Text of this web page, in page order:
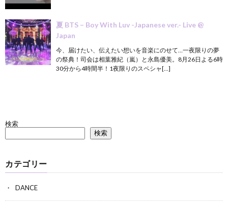
夏 BTS – Boy With Luv -Japanese ver.- Live @
Japan
今、届けたい、伝えたい想いを音楽にのせて…一夜限りの夢
の祭典！司会は相葉雅紀（嵐）と永島優美。8月26日よる6時
30分から4時間半！1夜限りのスペシャ[…]
検索
検索
カテゴリー
DANCE